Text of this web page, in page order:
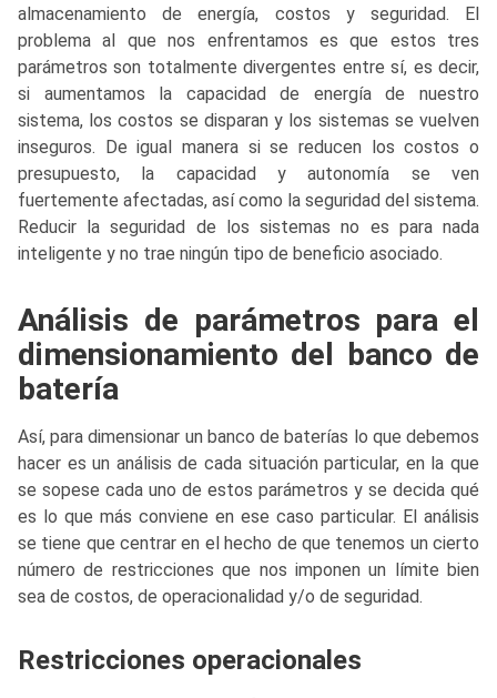
almacenamiento de energía, costos y seguridad. El
problema al que nos enfrentamos es que estos tres
parámetros son totalmente divergentes entre sí, es decir,
si aumentamos la capacidad de energía de nuestro
sistema, los costos se disparan y los sistemas se vuelven
inseguros. De igual manera si se reducen los costos o
presupuesto, la capacidad y autonomía se ven
fuertemente afectadas, así como la seguridad del sistema.
Reducir la seguridad de los sistemas no es para nada
inteligente y no trae ningún tipo de beneficio asociado.
Análisis de parámetros para el
dimensionamiento del banco de
batería
Así, para dimensionar un banco de baterías lo que debemos
hacer es un análisis de cada situación particular, en la que
se sopese cada uno de estos parámetros y se decida qué
es lo que más conviene en ese caso particular. El análisis
se tiene que centrar en el hecho de que tenemos un cierto
número de restricciones que nos imponen un límite bien
sea de costos, de operacionalidad y/o de seguridad.
Restricciones operacionales